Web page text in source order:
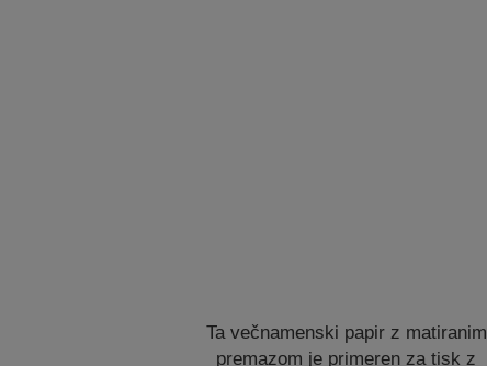
Ta večnamenski papir z matiranim
premazom je primeren za tisk z